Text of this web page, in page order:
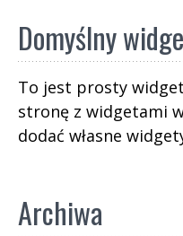
Domyślny
To jest prosty
stronę z widgetami
dodać własne
Archiwa